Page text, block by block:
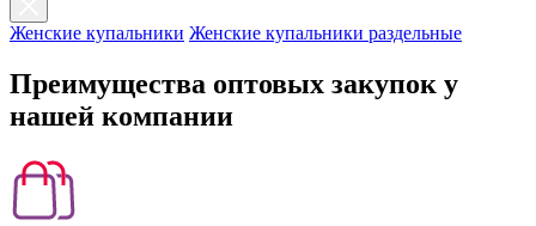
Женские купальники Женские купальники раздельные
Преимущества оптовых закупок у
нашей компании